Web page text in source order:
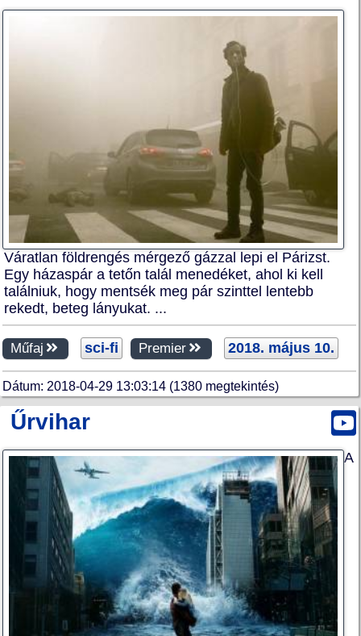
Váratlan földrengés mérgező gázzal lepi el Párizst.
Egy házaspár a tetőn talál menedéket, ahol ki kell
találniuk, hogy mentsék meg pár szinttel lentebb
rekedt, beteg lányukat. ...
Műfaj sci-fi Premier 2018. május 10.
Dátum: 2018-04-29 13:03:14 (1380 megtekintés)
Űrvihar
A